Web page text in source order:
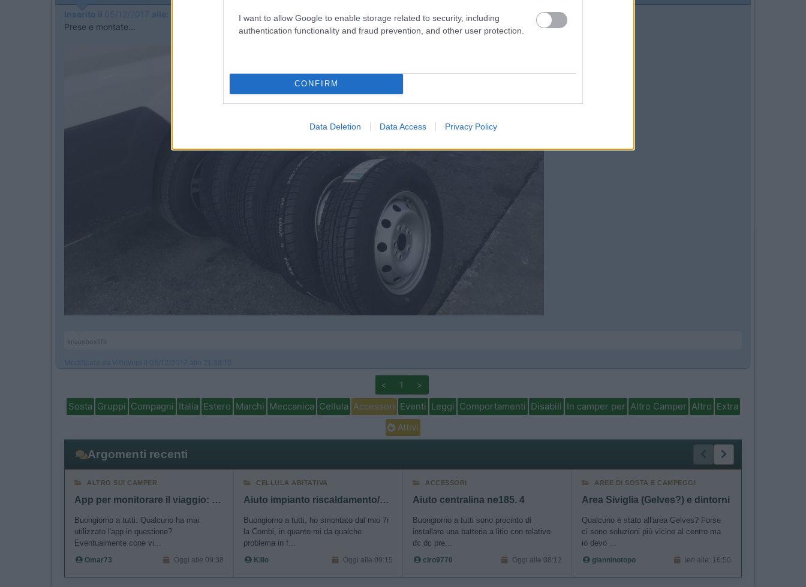
I want to allow Google to enable storage related to security, including
authentication functionality and fraud prevention, and other user protection.
CONFIRM
Data Deletion Data Access Privacy Policy
Inserito il 05/12/2017 alle:
Prese e montate...
knausboxlife
Modificato da VittoVero il 05/12/2017 alle 21:38:15
< 1 >
Sosta Gruppi Compagni Italia Estero Marchi Meccanica Cellula Accessori Eventi Leggi Comportamenti Disabili In camper per Altro Camper Altro Extra
Attivi
Argomenti recenti
ALTRO SUI CAMPER
App per monitorare il viaggio: Polarsteps
Buongiorno a tutti. Qualcuno ha mai
utilizzato l'app in questione?
Eventualmente cone vi...
Omar73 Oggi alle 09:38
CELLULA ABITATIVA
Aiuto impianto riscaldamento/acqua Ecovip 7r
Buongiorno a tutti, ho smontato dal mio 7r
la Combi, in quanto mi da qualche
problema in f...
Killo Oggi alle 09:15
ACCESSORI
Aiuto centralina ne185. 4
Buongiorno a tutti sono procinto di
installare una batteria a litio con relativo
dc dc pre...
ciro9770 Oggi alle 08:12
AREE DI SOSTA E CAMPEGGI
Area Siviglia (Gelves?) e dintorni
Qualcuno è stato all'area Gelves? Forse
ci sono soluzioni più vicine al centro ma
io devo ...
gianninotopo Ieri alle: 16:50